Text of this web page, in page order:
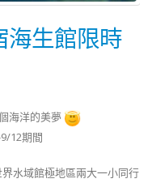
海生館限時
海洋的美夢
12期間
水域館極地區兩大一小同行